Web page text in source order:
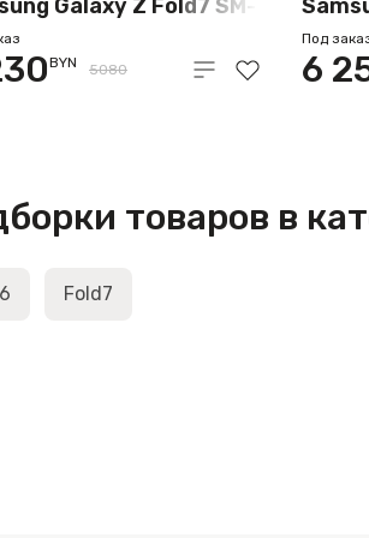
Galaxy Z Fold7 SM-
DS 12GB/512GB
BYN 5080
Под
6
товаров в
Fold7